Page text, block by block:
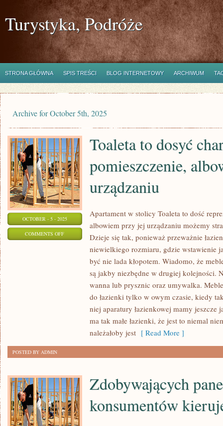
Turystyka, Podróże
STRONA GŁÓWNA SPIS TREŚCI BLOG INTERNETOWY ARCHIWUM
Archive for October 5th, 2025
OCTOBER - 5 - 2025
COMMENTS OFFON
CHARAKTERYSTYCZNE
POMIESZCZENIE,
ALBOWIEM
URZĄDZANIU
Toaleta to dosyć
pomieszczenie,
urządzaniu
Apartament w stolicy Toaleta to dość
albowiem przy jej urządzaniu możemy
Dzieje się tak, ponieważ przeważnie
niewielkiego rozmiaru, gdzie wstawienie
być nie lada kłopotem. Wiadomo, że
są jakby niezbędne w drugiej kolejności.
wanna lub prysznic oraz umywalka.
do łazienki tylko w owym czasie, kiedy
niej aparatury łazienkowej mamy jeszcze
ma tak małe łazienki, że jest to niemal
należałoby jest [ Read More ]
POSTED BY ADMIN
Zdobywających
konsumentów